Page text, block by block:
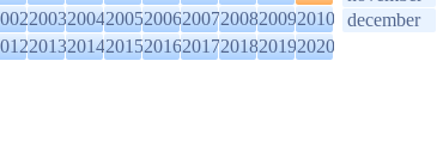
20032004200520062007200820092010
20132014201520162017201820192020
december